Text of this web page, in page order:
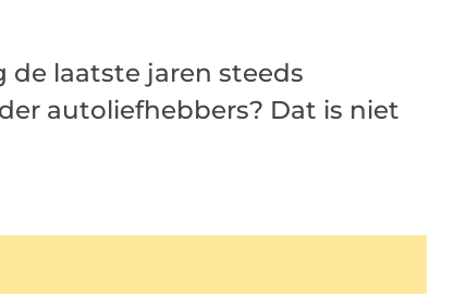
laatste jaren steeds
autoliefhebbers? Dat is niet